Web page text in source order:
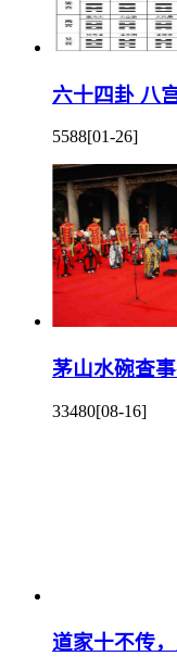
六十四卦 八
5588[01-26]
茅山水碗查
33480[08-16]
道家十不传